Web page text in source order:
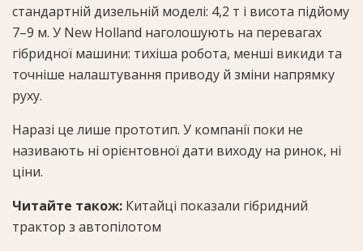
стандартній дизельній моделі: 4,2 т і висота підйому
7–9 м. У New Holland наголошують на перевагах
гібридної машини: тихіша робота, менші викиди та
точніше налаштування приводу й зміни напрямку
руху.
Наразі це лише прототип. У компанії поки не
називають ні орієнтовної дати виходу на ринок, ні
ціни.
Читайте також: Китайці показали гібридний
трактор з автопілотом